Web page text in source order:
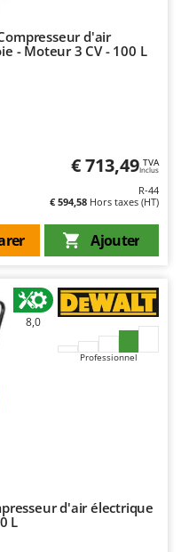
d'air
- Moteur 3 CV - 100 L
€ 713,49 TVA
Inclus
R-44
€ 594,58 Hors taxes (HT)
Ajouter
8,0
Professionnel
d'air électrique
L